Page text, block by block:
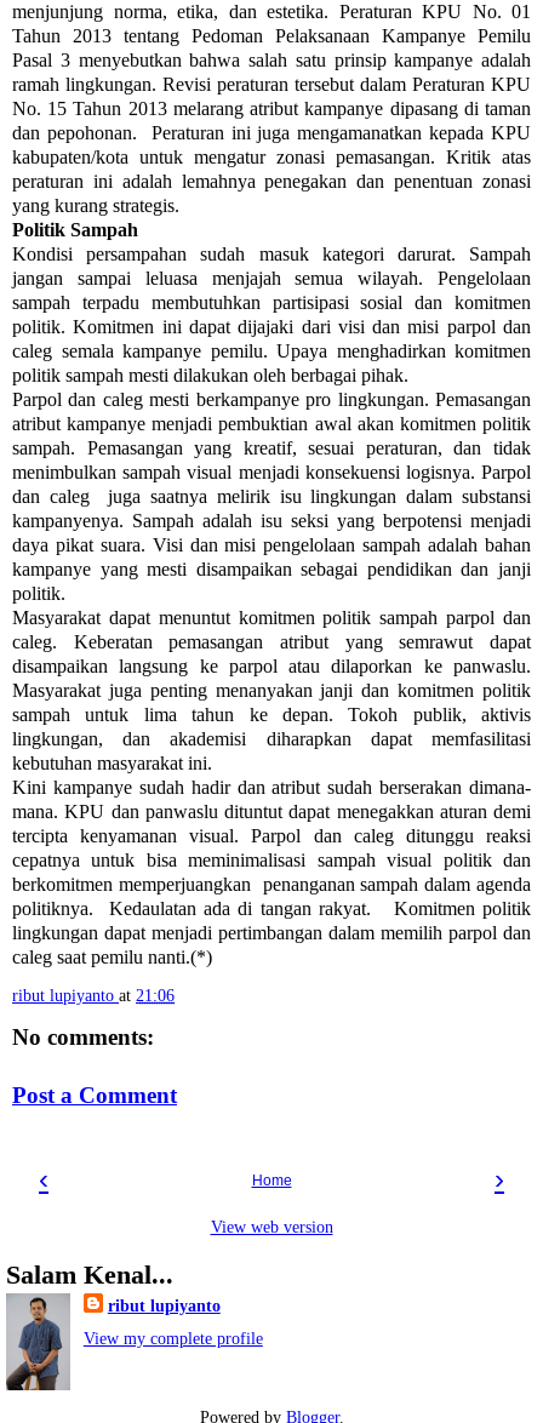
menjunjung norma, etika, dan estetika. Peraturan KPU No. 01
Tahun 2013 tentang Pedoman Pelaksanaan Kampanye Pemilu
Pasal 3 menyebutkan bahwa salah satu prinsip kampanye adalah
ramah lingkungan. Revisi peraturan tersebut dalam Peraturan KPU
No. 15 Tahun 2013 melarang atribut kampanye dipasang di taman
dan pepohonan. Peraturan ini juga mengamanatkan kepada KPU
kabupaten/kota untuk mengatur zonasi pemasangan. Kritik atas
peraturan ini adalah lemahnya penegakan dan penentuan zonasi
yang kurang strategis.
Politik Sampah
Kondisi persampahan sudah masuk kategori darurat. Sampah
jangan sampai leluasa menjajah semua wilayah. Pengelolaan
sampah terpadu membutuhkan partisipasi sosial dan komitmen
politik. Komitmen ini dapat dijajaki dari visi dan misi parpol dan
caleg semala kampanye pemilu. Upaya menghadirkan komitmen
politik sampah mesti dilakukan oleh berbagai pihak.
Parpol dan caleg mesti berkampanye pro lingkungan. Pemasangan
atribut kampanye menjadi pembuktian awal akan komitmen politik
sampah. Pemasangan yang kreatif, sesuai peraturan, dan tidak
menimbulkan sampah visual menjadi konsekuensi logisnya. Parpol
dan caleg juga saatnya melirik isu lingkungan dalam substansi
kampanyenya. Sampah adalah isu seksi yang berpotensi menjadi
daya pikat suara. Visi dan misi pengelolaan sampah adalah bahan
kampanye yang mesti disampaikan sebagai pendidikan dan janji
politik.
Masyarakat dapat menuntut komitmen politik sampah parpol dan
caleg. Keberatan pemasangan atribut yang semrawut dapat
disampaikan langsung ke parpol atau dilaporkan ke panwaslu.
Masyarakat juga penting menanyakan janji dan komitmen politik
sampah untuk lima tahun ke depan. Tokoh publik, aktivis
lingkungan, dan akademisi diharapkan dapat memfasilitasi
kebutuhan masyarakat ini.
Kini kampanye sudah hadir dan atribut sudah berserakan dimana-
mana. KPU dan panwaslu dituntut dapat menegakkan aturan demi
tercipta kenyamanan visual. Parpol dan caleg ditunggu reaksi
cepatnya untuk bisa meminimalisasi sampah visual politik dan
berkomitmen memperjuangkan penanganan sampah dalam agenda
politiknya. Kedaulatan ada di tangan rakyat. Komitmen politik
lingkungan dapat menjadi pertimbangan dalam memilih parpol dan
caleg saat pemilu nanti.(*)
ribut lupiyanto at 21:06
No comments:
Post a Comment
‹ ›
Home
View web version
Salam Kenal...
ribut lupiyanto
View my complete profile
Powered by Blogger.